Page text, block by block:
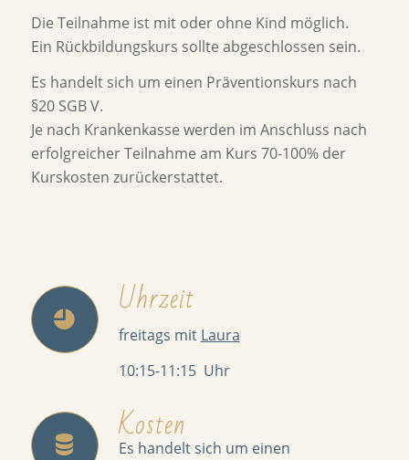
Die Teilnahme ist mit oder ohne Kind möglich.
Ein Rückbildungskurs sollte abgeschlossen sein.
Es handelt sich um einen Präventionskurs nach
§20 SGB V.
Je nach Krankenkasse werden im Anschluss nach
erfolgreicher Teilnahme am Kurs 70-100% der
Kurskosten zurückerstattet.
Uhrzeit
freitags mit Laura
10:15-11:15 Uhr
Kosten
Es handelt sich um einen